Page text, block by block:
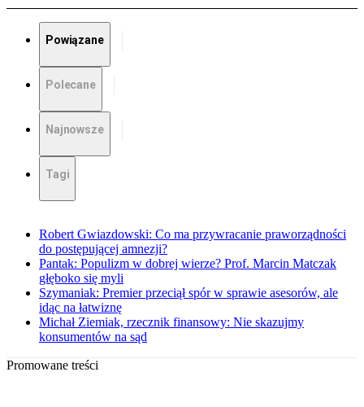
Powiązane
Polecane
Najnowsze
Tagi
Robert Gwiazdowski: Co ma przywracanie praworządności
do postępującej amnezji?
Pantak: Populizm w dobrej wierze? Prof. Marcin Matczak
głęboko się myli
Szymaniak: Premier przeciął spór w sprawie asesorów, ale
idąc na łatwiznę
Michał Ziemiak, rzecznik finansowy: Nie skazujmy
konsumentów na sąd
Promowane treści